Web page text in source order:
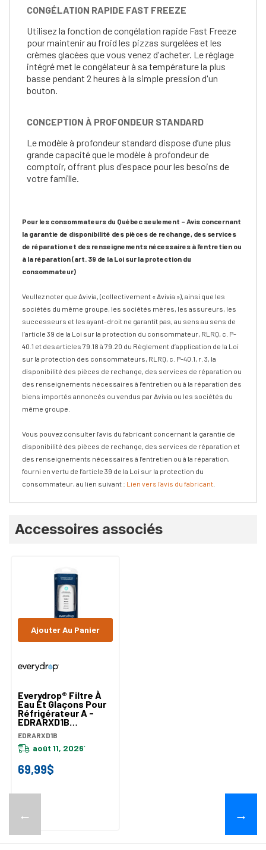
CONGÉLATION RAPIDE FAST FREEZE
Utilisez la fonction de congélation rapide Fast Freeze
pour maintenir au froid les pizzas surgelées et les
crèmes glacées que vous venez d'acheter. Le réglage
intégré met le congélateur à sa température la plus
basse pendant 2 heures à la simple pression d'un
bouton.
CONCEPTION À PROFONDEUR STANDARD
Le modèle à profondeur standard dispose d’une plus
grande capacité que le modèle à profondeur de
comptoir, offrant plus d'espace pour les besoins de
votre famille.
Pour les consommateurs du Québec seulement – Avis concernant
la garantie de disponibilité des pièces de rechange, des services
de réparation et des renseignements nécessaires à l’entretien ou
à la réparation (art. 39 de la Loi sur la protection du
consommateur)
Veullez noter que Avivia, (collectivement « Avivia »), ainsi que les
sociétés du même groupe, les sociétés mères, les assureurs, les
successeurs et les ayant-droit ne garantit pas, au sens au sens de
l’article 39 de la Loi sur la protection du consommateur, RLRQ, c. P-
40.1 et des articles 79.18 à 79.20 du Règlement d’application de la Loi
sur la protection des consommateurs, RLRQ, c. P-40.1, r. 3, la
disponibilité des pièces de rechange, des services de réparation ou
des renseignements nécessaires à l’entretien ou à la réparation des
biens importés annoncés ou vendus par Avivia ou les sociétés du
même groupe.
Vous pouvez consulter l'avis du fabricant concernant la garantie de
disponibilité des pièces de rechange, des services de réparation et
des renseignements nécessaires à l’entretien ou à la réparation,
fourni en vertu de l’article 39 de la Loi sur la protection du
consommateur, au lien suivant : Lien vers l'avis du fabricant
Accessoires associés
←
Everydrop® Filtre À
Eau Et Glaçons Pour
Réfrigérateur A -
EDRARXD1B
EDRARXD1B
EDRARXD1B
août 11, 2026*
69,99$
Ajouter Au Panier
→